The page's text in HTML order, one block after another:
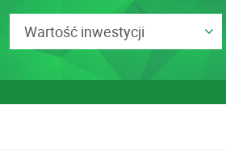
Wartość inwestycji